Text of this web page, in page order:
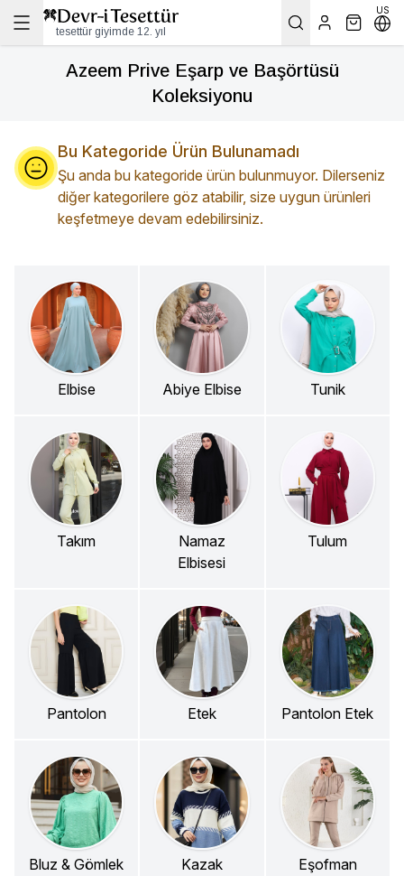
tesettür giyimde 12. yıl
US
Azeem Prive Eşarp ve Başörtüsü
Koleksiyonu
Bu Kategoride Ürün Bulunamadı
Şu anda bu kategoride ürün bulunmuyor. Dilerseniz
diğer kategorilere göz atabilir, size uygun ürünleri
keşfetmeye devam edebilirsiniz.
Elbise Abiye Elbise Tunik
Takım
Namaz
Elbisesi
Tulum
Pantolon Etek Pantolon Etek
Bluz & Gömlek Kazak Eşofman